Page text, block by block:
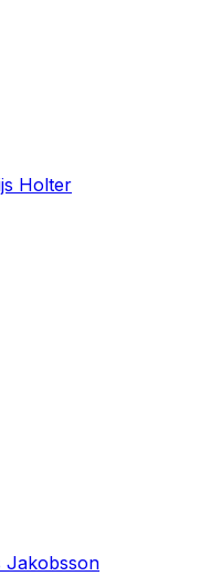
Holter
Jakobsson